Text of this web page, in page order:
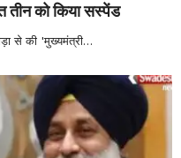
को किया सस्पेंड
से की 'मुख्यमंत्री…